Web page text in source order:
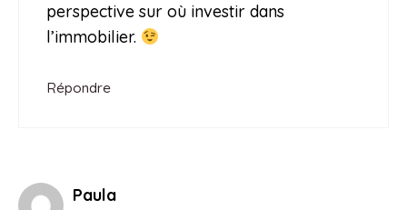
perspective sur où investir dans
l’immobilier.
Répondre
Paula